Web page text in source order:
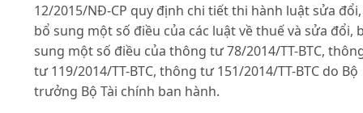
12/2015/NĐ-CP quy định chi tiết thi hành luật sửa đổi,
bổ sung một số điều của các luật về thuế và sửa đổi,
sung một số điều của thông tư 78/2014/TT-BTC,
tư 119/2014/TT-BTC, thông tư 151/2014/TT-BTC do Bộ
trưởng Bộ Tài chính ban hành.